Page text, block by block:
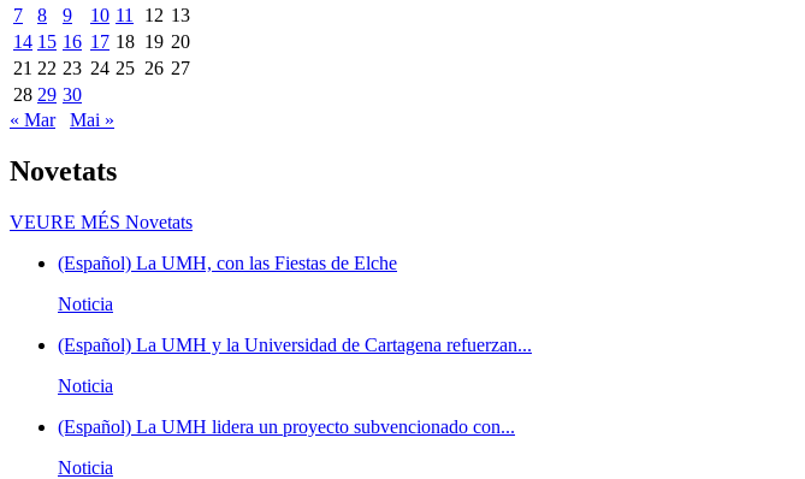
7
8 9 10 11 12 13
14 15 16 17 18 19 20
21 22 23 24 25 26 27
28 29 30
« Mar
Mai »
Novetats
VEURE MÉS Novetats
(Español) La UMH, con las Fiestas de Elche
Noticia
(Español) La UMH y la Universidad de Cartagena refuerzan...
Noticia
(Español) La UMH lidera un proyecto subvencionado con...
Noticia